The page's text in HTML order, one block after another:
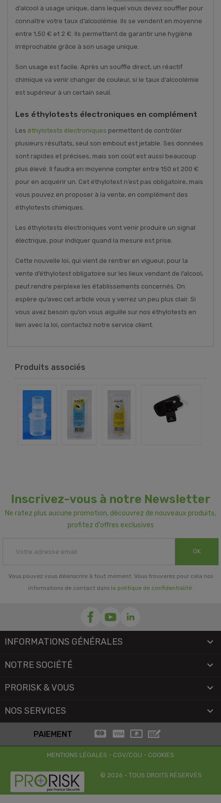
d’alcool à usage unique, dans lequel vous devez souffler pour
connaître votre taux d’alcoolémie. Ils se vendent en moyenne
entre 1,50 € et 2 €. Ils permettent de garantir une hygiène
irréprochable grâce à son usage unique.
Son usage est facile. Après un souffle direct, un réactif
chimique va venir changer de couleur, si le taux d’alcoolémie
est supérieur à un certain seuil.
Les éthylotests électroniques en complément
Les éthylotests électroniques permettent de contrôler
plusieurs résultats, seul son embout est jetable. Ses données
sont rapides et précises, mais son coût est aussi beaucoup
plus élevé. Il faudra en moyenne compter entre 150 et 200 €
pour en acquérir un. Cet éthylotest n’est pas obligatoire, mais
vous pouvez en proposer à la vente, en complément des
éthylotests chimiques.
Les éthylotests électroniques vont venir produire un signal
électrique, pour indiquer quand la mesure est prise.
Cette nouvelle loi, qui vient de rentrer en vigueur, pour la
vente d’éthylotest obligatoire sur les lieux vendant de l’alcool,
peut rendre perplexe les établissements concernés. On
espère qu’avec cet article vous y verrez un peu plus clair. Si
vous avez besoin qu’on vous aiguille sur nos éthylotests en
lien avec la loi, contactez notre service client.
Produits associés
Inscrivez-vous à notre Newsletter
Ne ratez plus aucune promotion, découvrez de nouveaux produits,
profitez d'offres exclusives
OK
Vous pouvez vous désinscrire à tout moment. Vous trouverez pour cela nos
informations de contact dans la politique de confidentialité.
INFORMATIONS GÉNÉRALES 
NOTRE SOCIÉTÉ 
PRORISK & VOUS 
NOS SERVICES 
PAIEMENT
MENTIONS LÉGALES - CGV/CGU - COOKIES
© 2026 - TOUS DROITS RÉSERVÉS